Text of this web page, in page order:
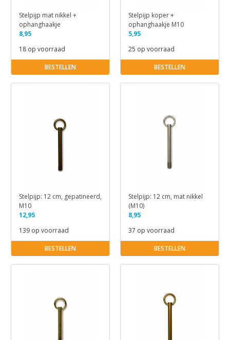
Stelpijp mat nikkel +
ophanghaakje
8,95
18 op voorraad
BESTELLEN
Stelpijp koper +
ophanghaakje M10
5,95
25 op voorraad
BESTELLEN
Stelpijp: 12 cm, gepatineerd,
M10
12,95
139 op voorraad
BESTELLEN
Stelpijp: 12 cm, mat nikkel
(M10)
8,95
37 op voorraad
BESTELLEN